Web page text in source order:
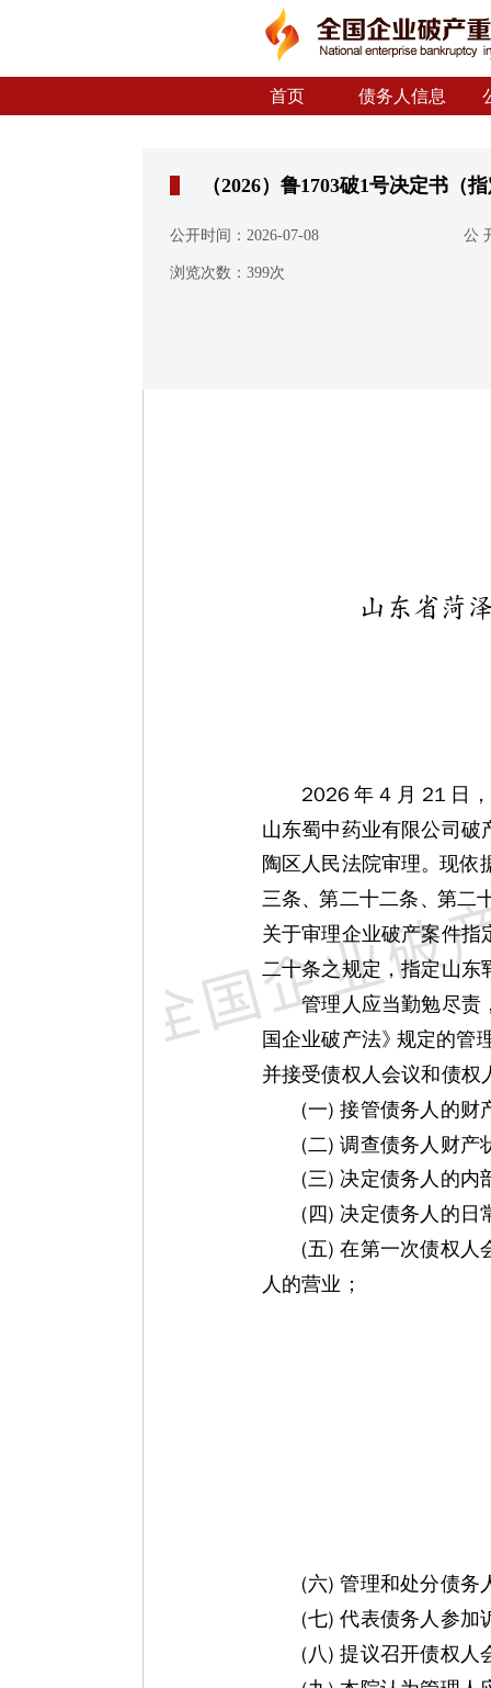
首页 债务人信息
（2026）鲁1703破1号决定书（
公开时间：2026-07-08 公
浏览次数：399次